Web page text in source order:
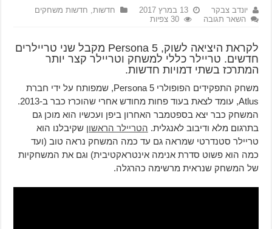
יונדב צבקר 13 במרץ 2017 חדשות, חדשות משחקים
השאר תגובה
30 צפיות
לקראת היציאה לשוק, Persona 5 מקבל שני טריילרים
חדשים. טריילר כללי למשחק וטריילר קצר יותר
המתרכז בשתי דמויות חדשות.
משחק התפקידים הפופולרי Persona 5, שמפותח על ידי חברת
Atlus, עומד לצאת בעוד פחות מחודש אחרי שהוכרז כבר ב-2013.
המשחק כבר יצא בספטמבר האחרון ביפן ועכשיו הוא מוכן גם
בתרגום מלא ודיבוב לאנגלית. הטריילר הראשוןשקיבלנו הוא
טריילר סטנדרטי שמראה גם עד כמה המשחק נראה טוב (ועד
כמה הוא פשוט סדרת אנימה אינטראקטיבית) וגם את המשחקיות
של המשחק שנראית מרשימה כהרגלה.